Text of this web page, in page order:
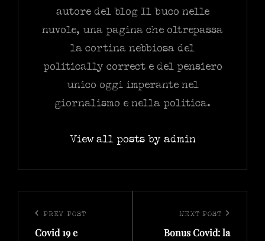
autore del blog Il buco nelle
nuvole, una pagina che oltrepassa
la cortina nebbiosa del
politically correct e del pensiero
unico oggi imperante nel
giornalismo e nella politica.
View all posts by admin
articoli
Previous
Post
PREV POST
Covid 19 e
Post
NEXT POST
Bonus Covid: la